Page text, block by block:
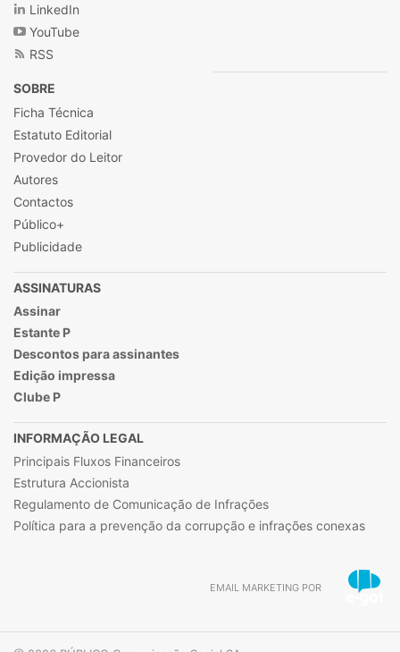
LinkedIn
YouTube
RSS
SOBRE
Ficha Técnica
Estatuto Editorial
Provedor do Leitor
Autores
Contactos
Público+
Publicidade
ASSINATURAS
Assinar
Estante P
Descontos para assinantes
Edição impressa
Clube P
INFORMAÇÃO LEGAL
Principais Fluxos Financeiros
Estrutura Accionista
Regulamento de Comunicação de Infrações
Política para a prevenção da corrupção e infrações conexas
EMAIL MARKETING POR